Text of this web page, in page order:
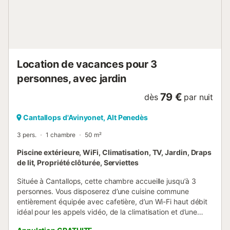
Location de vacances pour 3
personnes, avec jardin
dès 79 € par nuit
Cantallops d'Avinyonet, Alt Penedès
3 pers. 1 chambre 50 m²
Piscine extérieure, WiFi, Climatisation, TV, Jardin, Draps
de lit, Propriété clôturée, Serviettes
Située à Cantallops, cette chambre accueille jusqu’à 3
personnes. Vous disposerez d’une cuisine commune
entièrement équipée avec cafetière, d’un Wi-Fi haut débit
idéal pour les appels vidéo, de la climatisation et d’une